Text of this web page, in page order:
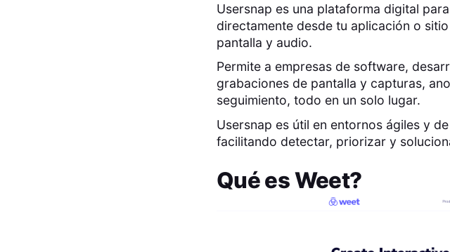
Usersnap es una plataforma digital
directamente desde tu aplicación o
pantalla y audio.
Permite a empresas de software,
grabaciones de pantalla y capturas,
seguimiento, todo en un solo lugar.
Usersnap es útil en entornos ágiles y
facilitando detectar, priorizar y
Qué esWeet?